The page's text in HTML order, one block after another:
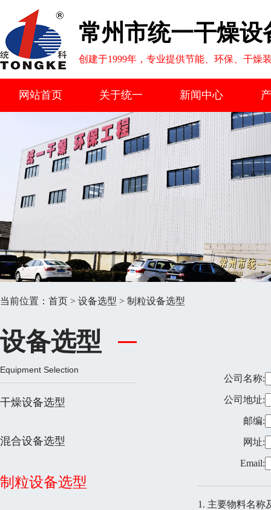
常州市统一干燥设
创建于1999年，专业提供节能、环保、干燥
网站首页 关于统一 新闻中心
当前位置： 首页 > 设备选型 > 制粒设备选型
设备选型
Equipment Selection
干燥设备选型
混合设备选型
制粒设备选型
公司名称:
公司地址:
邮编:
网址:
Email:
1. 主要物料名称